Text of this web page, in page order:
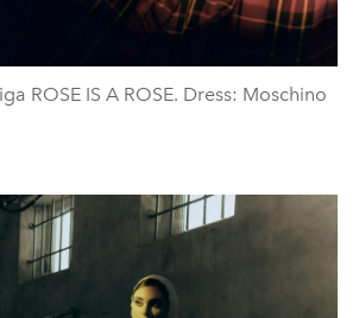
ROSE IS A ROSE. Dress: Moschino